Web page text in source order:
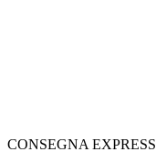
CONSEGNA EXPRESS